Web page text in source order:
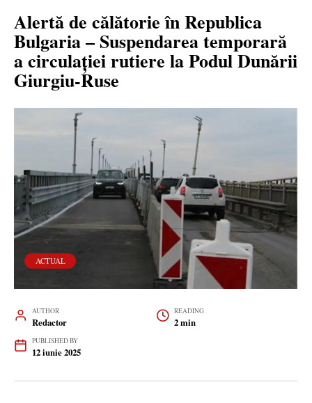
Alertă de călătorie în Republica
Bulgaria – Suspendarea temporară
a circulației rutiere la Podul Dunării
Giurgiu-Ruse
ACTUAL
AUTHOR
Redactor
READING
2 min
PUBLISHED BY
12 iunie 2025